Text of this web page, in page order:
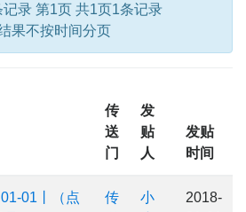
录 第1页 共1页1条记录
果不按时间分页
传
送
门
发
贴
人
发贴
时间
01-01丨（点
传
小
2018-